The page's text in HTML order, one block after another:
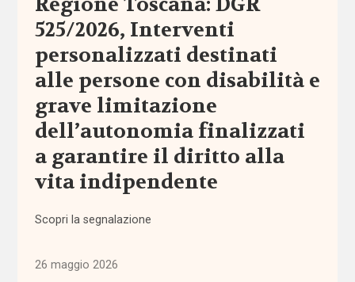
ricerche
Esperienze
Eventi
I seminari
Welforum
Normativa
Normativa
525/2026, Interventi
personalizzati destinati
alle persone con disabilità e
grave limitazione
dell’autonomia finalizzati
a garantire il diritto alla
vita indipendente
Scopri la segnalazione
26 maggio 2026